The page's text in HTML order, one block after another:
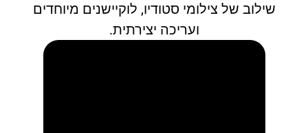
שילוב של צילומי סטודיו, לוקיישנים מיוחדים
ועריכה יצירתית.